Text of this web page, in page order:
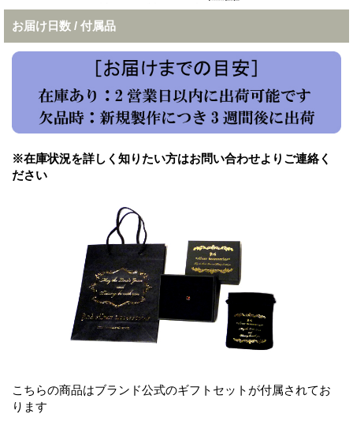
お届け日数 / 付属品
※在庫状況を詳しく知りたい方はお問い合わせよりご連絡く
ださい
こちらの商品はブランド公式のギフトセットが付属されてお
ります